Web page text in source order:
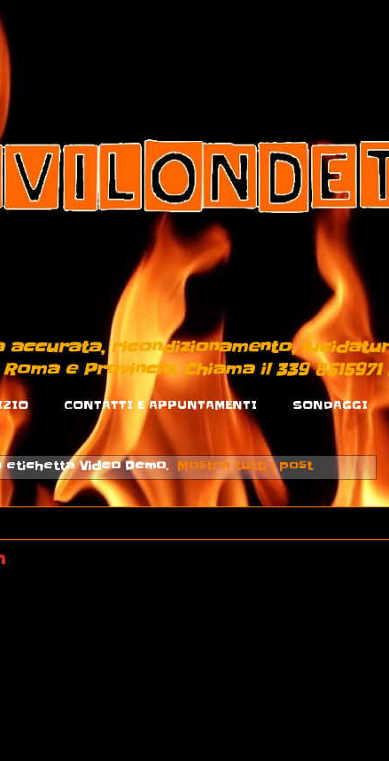
accurata, ricondizionamento,
e Provincia. Chiama il 339
CONTATTI E APPUNTAMENTI SONDAGGI
etichettaVideo Demo. Mostra tutti i post